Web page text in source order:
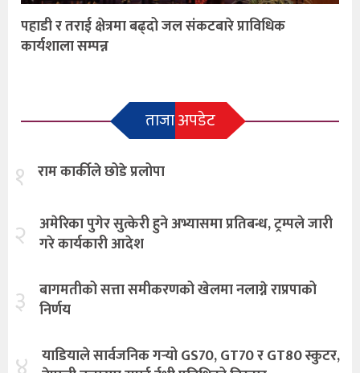
पहाडी र तराई क्षेत्रमा बढ्दो जल संकटबारे प्राविधिक
कार्यशाला सम्पन्न
ताजा अपडेट
१ राम कार्कीले छोडे प्रलोपा
२ अमेरिका पुगेर सुत्केरी हुने अभ्यासमा प्रतिबन्ध, ट्रम्पले जारी
गरे कार्यकारी आदेश
३ बागमतीको सत्ता समीकरणको खेलमा नलाग्ने राप्रपाको
निर्णय
याडियाले सार्वजनिक गर्‍यो GS70, GT70 र GT80 स्कुटर,